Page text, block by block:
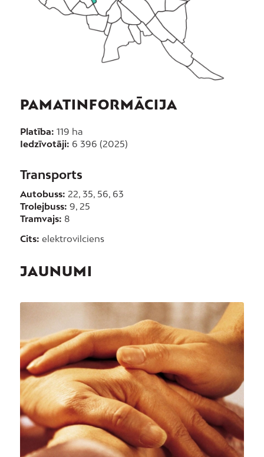
PAMATINFORMĀCIJA
Platība: 119 ha
Iedzīvotāji: 6 396 (2025)
Transports
Autobuss: 22, 35, 56, 63
Trolejbuss: 9, 25
Tramvajs: 8
Cits: elektrovilciens
JAUNUMI